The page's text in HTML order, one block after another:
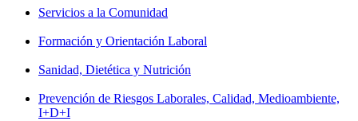
Servicios a la Comunidad
Formación y Orientación Laboral
Sanidad, Dietética y Nutrición
Prevención de Riesgos Laborales, Calidad, Medioambiente,
I+D+I